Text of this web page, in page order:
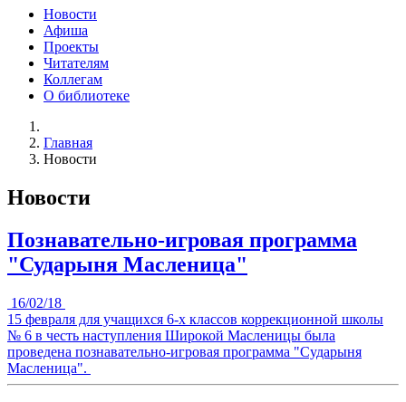
Новости
Афиша
Проекты
Читателям
Коллегам
О библиотеке
Главная
Новости
Новости
Познавательно-игровая программа
"Сударыня Масленица"
16/02/18
15 февраля для учащихся 6-х классов коррекционной школы
№ 6 в честь наступления Широкой Масленицы была
проведена познавательно-игровая программа "Сударыня
Масленица".